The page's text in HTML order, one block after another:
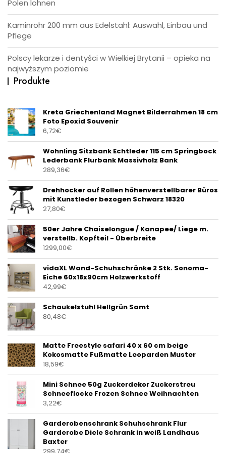
Polen lohnen
Kaminrohr 200 mm aus Edelstahl: Auswahl, Einbau und
Pflege
Polscy lekarze i dentyści w Wielkiej Brytanii – opieka na
najwyższym poziomie
Produkte
Kreta Griechenland Magnet Bilderrahmen 18 cm
Foto Epoxid Souvenir
6,72€
Wohnling Sitzbank Echtleder 115 cm Springbock
Lederbank Flurbank Massivholz Bank
289,36€
Drehhocker auf Rollen höhenverstellbarer Büros
mit Kunstleder bezogen Schwarz 18320
27,80€
50er Jahre Chaiselongue / Kanapee/ Liege m.
verstellb. Kopfteil - Überbreite
1299,00€
vidaXL Wand-Schuhschränke 2 Stk. Sonoma-
Eiche 60x18x90cm Holzwerkstoff
42,99€
Schaukelstuhl Hellgrün Samt
80,48€
Matte Freestyle safari 40 x 60 cm beige
Kokosmatte Fußmatte Leoparden Muster
18,59€
Mini Schnee 50g Zuckerdekor Zuckerstreu
Schneeflocke Frozen Schnee Weihnachten
3,22€
Garderobenschrank Schuhschrank Flur
Garderobe Diele Schrank in weiß Landhaus
Baxter